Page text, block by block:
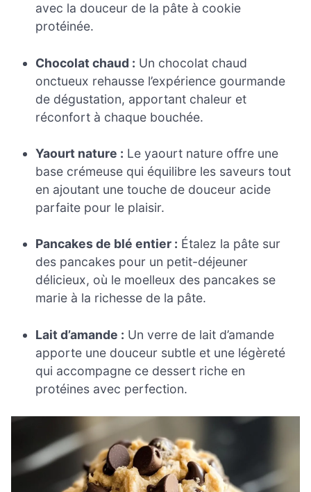
avec la douceur de la pâte à cookie
protéinée.
Chocolat chaud : Un chocolat chaud
onctueux rehausse l’expérience gourmande
de dégustation, apportant chaleur et
réconfort à chaque bouchée.
Yaourt nature : Le yaourt nature offre une
base crémeuse qui équilibre les saveurs tout
en ajoutant une touche de douceur acide
parfaite pour le plaisir.
Pancakes de blé entier : Étalez la pâte sur
des pancakes pour un petit-déjeuner
délicieux, où le moelleux des pancakes se
marie à la richesse de la pâte.
Lait d’amande : Un verre de lait d’amande
apporte une douceur subtle et une légèreté
qui accompagne ce dessert riche en
protéines avec perfection.